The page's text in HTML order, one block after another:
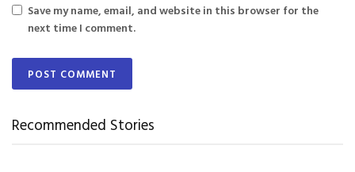
Save my name, email, and website in this browser for the
next time I comment.
Recommended Stories